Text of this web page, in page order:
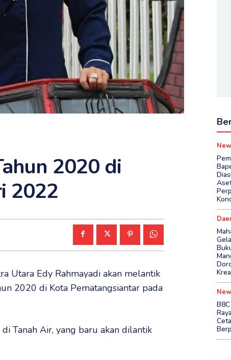
2020 di
2022
Utara Edy Rahmayadi akan melantik
2020 di Kota Pematangsiantar pada
Tanah Air, yang baru akan dilantik